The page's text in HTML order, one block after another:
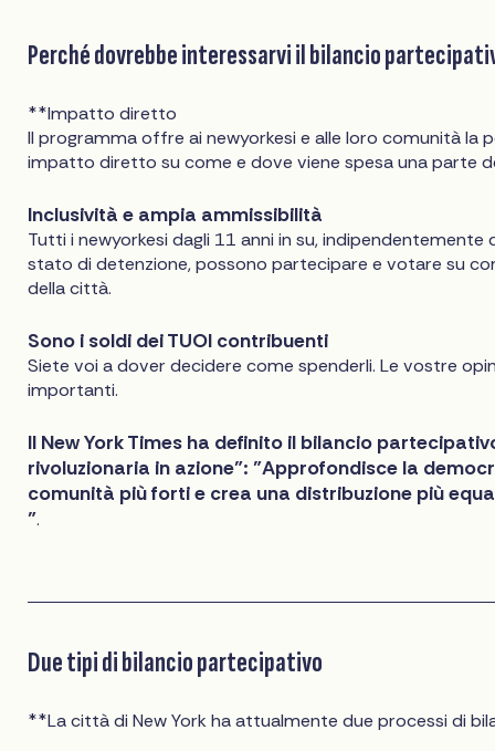
Perché dovrebbe interessarvi il bilancio
**Impatto diretto
Il programma offre ai newyorkesi e alle loro comunità la
impatto diretto su come e dove viene spesa una parte
Inclusività e ampia ammissibilità
Tutti i newyorkesi dagli 11 anni in su, indipendentemente
stato di detenzione, possono partecipare e votare su
della città.
Sono i soldi dei TUOI contribuenti
Siete voi a dover decidere come spenderli. Le vostre
importanti.
Il New York Times ha definito il bilancio
rivoluzionaria in azione": "Approfondisce la
comunità più forti e crea una distribuzione più
".
Due tipi di bilancio partecipativo
**La città di New York ha attualmente due processi di